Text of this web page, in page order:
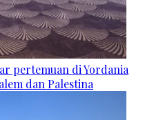
pertemuan di Yordania
dan Palestina